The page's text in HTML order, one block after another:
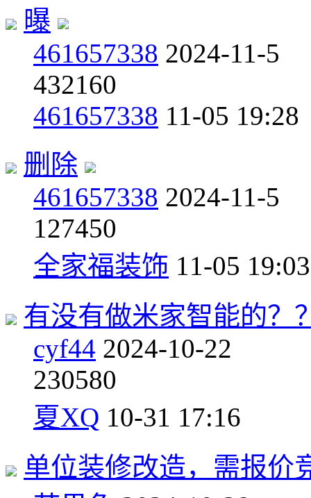
曝
461657338 2024-11-5
432160
461657338 11-05 19:28
删除
461657338 2024-11-5
127450
全家福装饰 11-05 19:03
有没有做米家智能的？
cyf44 2024-10-22
230580
夏XQ 10-31 17:16
单位装修改造，需报价